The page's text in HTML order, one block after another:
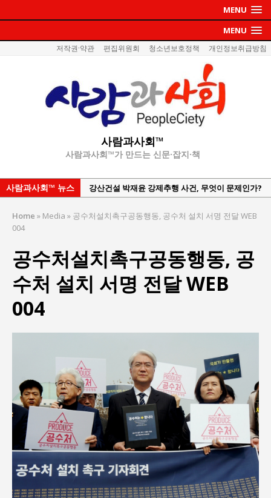
MENU
MENU
저작권·약관 편집위원회 청소년보호정책 개인정보취급방침
사람과사회™
사람과사회™가 만드는 신문·잡지·책
사람과사회™ 뉴스
강산건설 박재윤 강제추행 사건, 무엇이 문제인가?
서효석 충청향우회중앙회 총재 취임 논란 확산
지방의회 공약은 ‘빛 좋은 개살구’인가?
“7월 1일 의장 선출은 ‘위법’이다”
이홍원 작가, 생활문화상품 4종 판매
통일 지향 2국가론: 한반도 평화의 새로운 길
Home » Media » 공수처설치촉구공동행동, 공수처 설치 서명 전달 WEB
004
공수처설치촉구공동행동, 공
수처 설치 서명 전달 WEB
004